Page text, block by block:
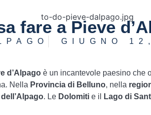
fare a Pieve
GIUGNO
d’Alpagoè un incantevole paesino che
Nella Provincia di Belluno, nella
. Le Dolomitie il Lago di
Rifiuta Accetta tutti